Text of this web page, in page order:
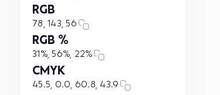
RGB
78, 143, 56
RGB %
31%, 56%, 22%
CMYK
45.5, 0.0, 60.8, 43.9